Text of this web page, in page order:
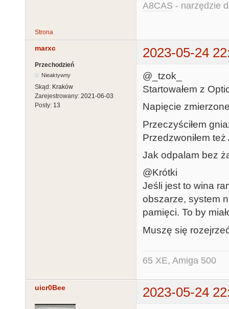
A8CAS - narzędzie
Strona
marxc 2023-05-24
Przechodzień
Nieaktywny
Skąd: Kraków
Zarejestrowany: 2021-06-03
Posty: 13
@_tzok_
Startowałem z
Napięcie
Przeczyściłem
Przedzwoniłem
Jak odpalam bez
@Krótki
Jeśli jest to wina
obszarze, system
pamięci. To by
Muszę się
65 XE, Amiga 500
uicr0Bee 2023-05-24